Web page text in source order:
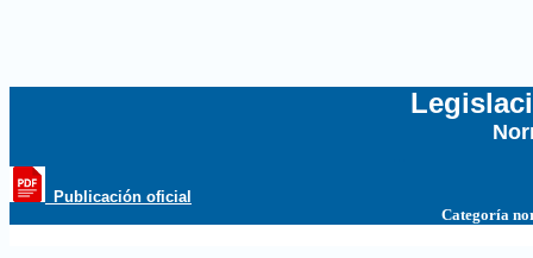
_Publicación oficial
Categoría